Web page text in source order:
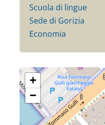
Scuola di lingue
Sede di Gorizia
Economia
+
−